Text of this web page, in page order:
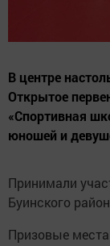
В центре
Открытое
«Спортивная
юношей и
Принимали
Буинского
Призовые